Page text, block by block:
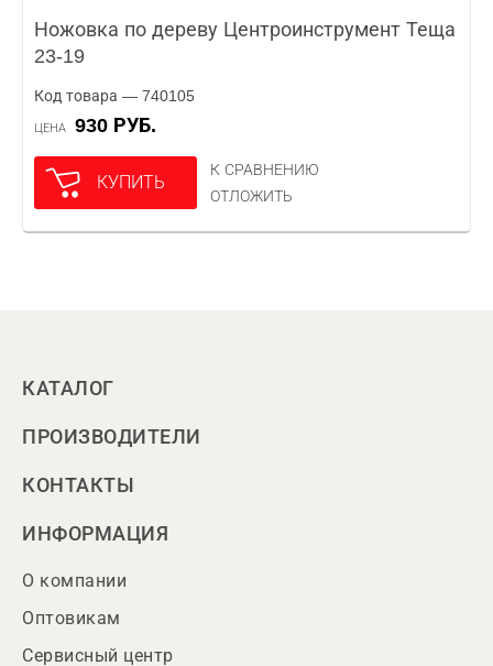
Ножовка по дереву Центроинструмент Теща
23-19
Код товара — 740105
ЦЕНА 930 РУБ.
КУПИТЬ
К СРАВНЕНИЮ
ОТЛОЖИТЬ
КАТАЛОГ
ПРОИЗВОДИТЕЛИ
КОНТАКТЫ
ИНФОРМАЦИЯ
О компании
Оптовикам
Сервисный центр